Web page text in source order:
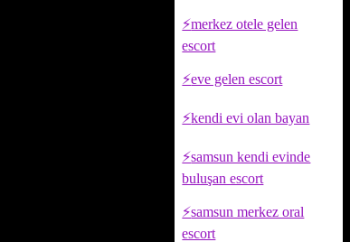
merkez otele gelen
escort
eve gelen escort
kendi evi olan bayan
samsun kendi evinde
buluşan escort
samsun merkez oral
escort